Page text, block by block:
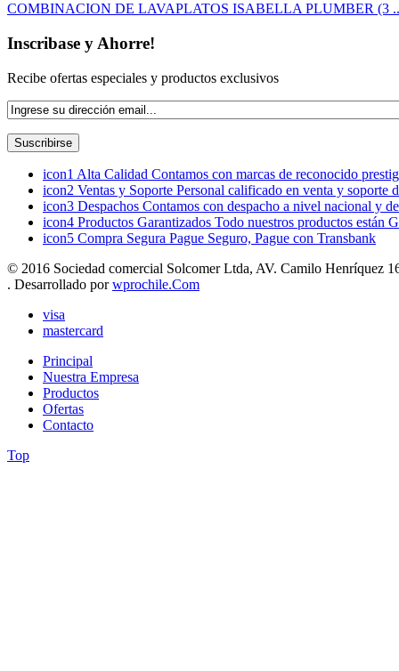
COMBINACION DE LAVAPLATOS ISABELLA PLUMBER (3
Inscribase y Ahorre!
Recibe ofertas especiales y productos exclusivos
icon1 Alta Calidad Contamos con marcas de reconocido
icon2 Ventas y Soporte Personal calificado en venta y soporte
icon3 Despachos Contamos con despacho a nivel nacional y
icon4 Productos Garantizados Todo nuestros productos están
icon5 Compra Segura Pague Seguro, Pague con Transbank
© 2016 Sociedad comercial Solcomer Ltda, AV. Camilo Henríquez
. Desarrollado porwprochile.Com
visa
mastercard
Principal
Nuestra Empresa
Productos
Ofertas
Contacto
Top